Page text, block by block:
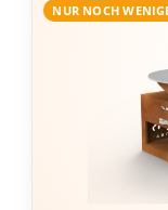
NUR NOCH